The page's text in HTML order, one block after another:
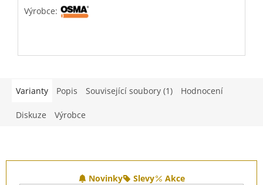
Výrobce:
Varianty Popis Související soubory (1) Hodnocení
Diskuze Výrobce
Novinky Slevy
Akce